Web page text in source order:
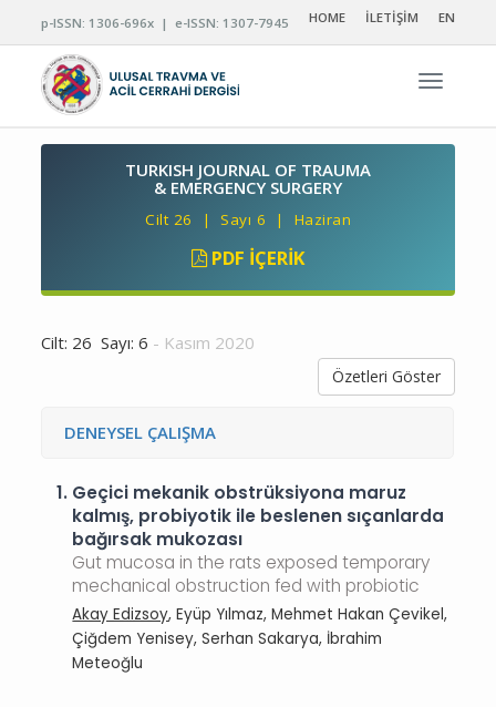
p-ISSN: 1306-696x | e-ISSN: 1307-7945 HOME İLETİŞİM EN
TURKISH JOURNAL OF TRAUMA
& EMERGENCY SURGERY
Cilt 26 | Sayı 6 | Haziran
PDF İÇERIK
Cilt: 26 Sayı: 6 - Kasım 2020
Özetleri Göster
DENEYSEL ÇALIŞMA
1. Geçici mekanik obstrüksiyona maruz
kalmış, probiyotik ile beslenen sıçanlarda
bağırsak mukozası
Gut mucosa in the rats exposed temporary
mechanical obstruction fed with probiotic
Akay Edizsoy, Eyüp Yılmaz, Mehmet Hakan Çevikel,
Çiğdem Yenisey, Serhan Sakarya, İbrahim
Meteoğlu